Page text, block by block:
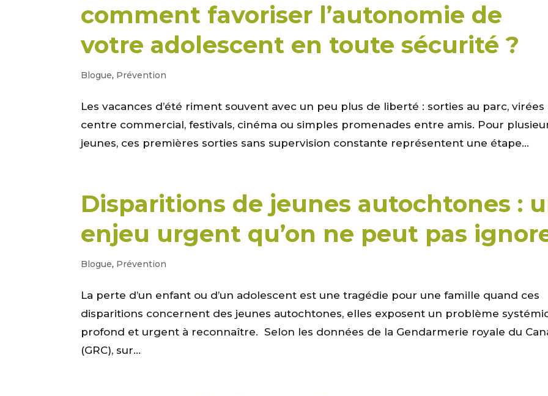
comment favoriser l’autonomie de
votre adolescent en toute sécurité ?
Blogue, Prévention
Les vacances d’été riment souvent avec un peu plus de liberté : sorties au parc, virées
centre commercial, festivals, cinéma ou simples promenades entre amis. Pour
jeunes, ces premières sorties sans supervision constante représentent une étape...
Disparitions de jeunes autochtones :
enjeu urgent qu’on ne peut pas
Blogue, Prévention
La perte d’un enfant ou d’un adolescent est une tragédie pour une famille quand ces
disparitions concernent des jeunes autochtones, elles exposent un problème
profond et urgent à reconnaître. Selon les données de la Gendarmerie royale du
(GRC), sur...